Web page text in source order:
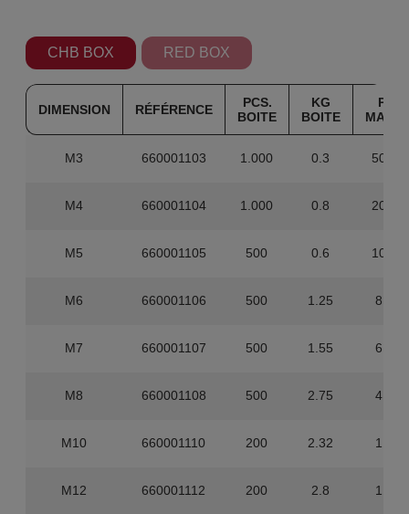
CHB BOX RED BOX
DIMENSION RÉFÉRENCE
PCS.
BOITE
KG
BOITE
PCS.
M3 660001103 1.000 0.3
M4 660001104 1.000 0.8
M5 660001105 500 0.6
M6 660001106 500 1.25 8.000
M7 660001107 500 1.55 6.000
M8 660001108 500 2.75 4.000
M10 660001110 200 2.32 1.600
M12 660001112 200 2.8 1.200